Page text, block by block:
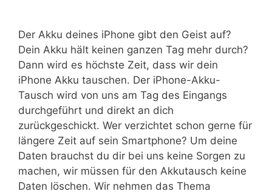
Der Akku deines iPhone gibt den Geist auf?
Dein Akku hält keinen ganzen Tag mehr durch?
Dann wird es höchste Zeit, dass wir dein
iPhone Akku tauschen. Der iPhone-Akku-
Tausch wird von uns am Tag des Eingangs
durchgeführt und direkt an dich
zurückgeschickt. Wer verzichtet schon gerne für
längere Zeit auf sein Smartphone? Um deine
Daten brauchst du dir bei uns keine Sorgen zu
machen, wir müssen für den Akkutausch keine
Daten löschen. Wir nehmen das Thema